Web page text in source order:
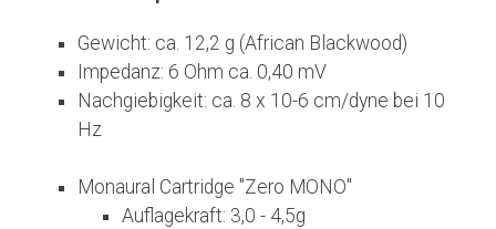
Gewicht: ca. 12,2 g (African Blackwood)
Impedanz: 6 Ohm ca. 0,40 mV
Nachgiebigkeit: ca. 8 x 10-6 cm/dyne bei 10
Hz
Monaural Cartridge "Zero MONO"
Auflagekraft: 3,0 - 4,5g